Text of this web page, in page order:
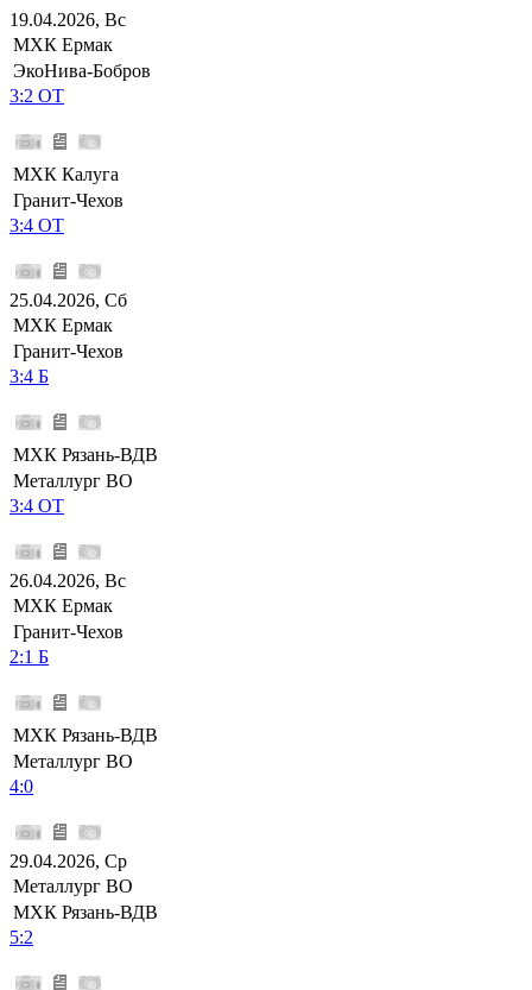
19.04.2026, Вс
МХК Ермак
ЭкоНива-Бобров
3:2 ОТ
МХК Калуга
Гранит-Чехов
3:4 ОТ
25.04.2026, Сб
МХК Ермак
Гранит-Чехов
3:4 Б
МХК Рязань-ВДВ
Металлург ВО
3:4 ОТ
26.04.2026, Вс
МХК Ермак
Гранит-Чехов
2:1 Б
МХК Рязань-ВДВ
Металлург ВО
4:0
29.04.2026, Ср
Металлург ВО
МХК Рязань-ВДВ
5:2